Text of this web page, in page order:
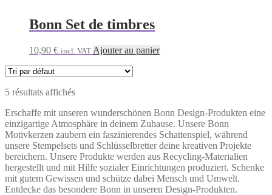
Bonn Set de timbres
10,90 € incl. VAT Ajouter au panier
5 résultats affichés
Erschaffe mit unseren wunderschönen Bonn Design-Produkten eine
einzigartige Atmosphäre in deinem Zuhause. Unsere Bonn
Motivkerzen zaubern ein faszinierendes Schattenspiel, während
unsere Stempelsets und Schlüsselbretter deine kreativen Projekte
bereichern. Unsere Produkte werden aus Recycling-Materialien
hergestellt und mit Hilfe sozialer Einrichtungen produziert. Schenke
mit gutem Gewissen und schütze dabei Mensch und Umwelt.
Entdecke das besondere Bonn in unseren Design-Produkten.